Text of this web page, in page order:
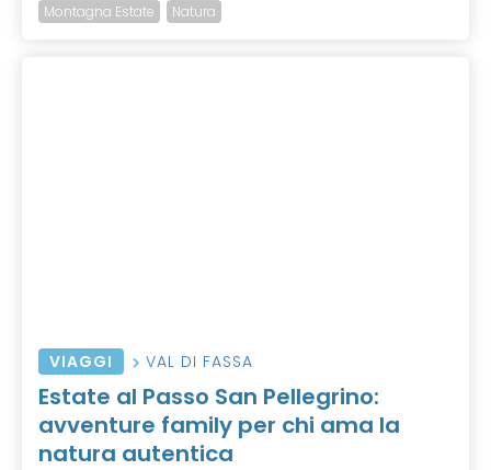
Montagna Estate Natura
VIAGGI VAL DI FASSA
Estate al Passo San Pellegrino:
avventure family per chi ama la
natura autentica